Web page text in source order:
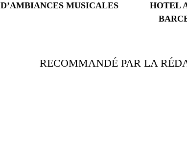
D’AMBIANCES MUSICALES
HOTEL
RECOMMANDÉ PAR LA